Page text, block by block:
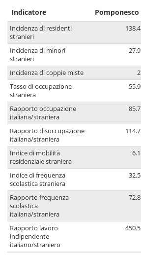
Indicatore Pomponesco
Incidenza di residenti
stranieri
138.4
Incidenza di minori
stranieri
27.9
Incidenza di coppie miste 2
Tasso di occupazione
straniera
55.9
Rapporto occupazione
italiana/straniera
85.7
Rapporto disoccupazione
italiana/straniera
114.7
Indice di mobilità
residenziale straniera
6.1
Indice di frequenza
scolastica straniera
32.5
Rapporto frequenza
scolastica
italiana/straniera
72.8
Rapporto lavoro
indipendente
italiano/straniero
450.5